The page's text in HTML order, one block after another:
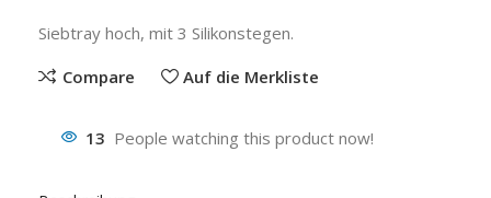
Siebtray hoch, mit 3 Silikonstegen.
Compare
Auf die Merkliste
13 People watching this product now!